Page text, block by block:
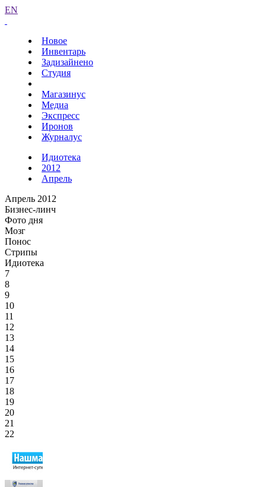
EN
Новое
Инвентарь
Задизайнено
Студия
Магазинус
Медиа
Экспресс
Иронов
Журналус
Идиотека
2012
Апрель
Апрель 2012
Бизнес-линч
Фото дня
Мозг
Понос
Стрипы
Идиотека
7
8
9
10
11
12
13
14
15
16
17
18
19
20
21
22